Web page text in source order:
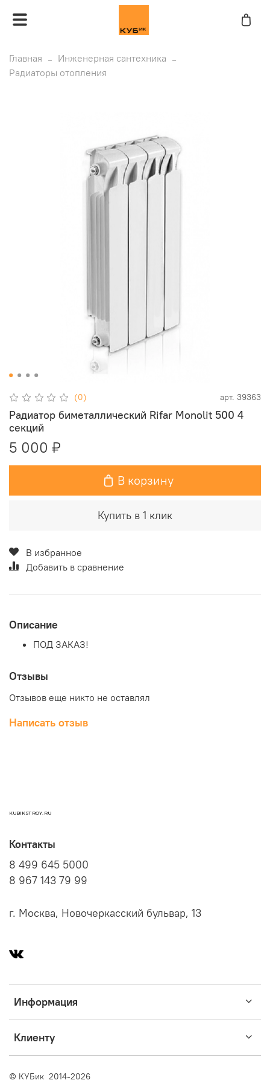
Главная
Инженерная сантехника
Радиаторы отопления
(0) арт. 39363
Радиатор биметаллический Rifar Monolit 500 4
секций
5 000 ₽
В корзину
Купить в 1 клик
В избранное
Добавить в сравнение
Описание
ПОД ЗАКАЗ!
Отзывы
Отзывов еще никто не оставлял
Написать отзыв
KUBIKSTROY.RU
Информация
Клиенту
Контакты
8 499 645 5000
8 967 143 79 99
г. Москва, Новочеркасский бульвар, 13
© КУБик 2014-2026